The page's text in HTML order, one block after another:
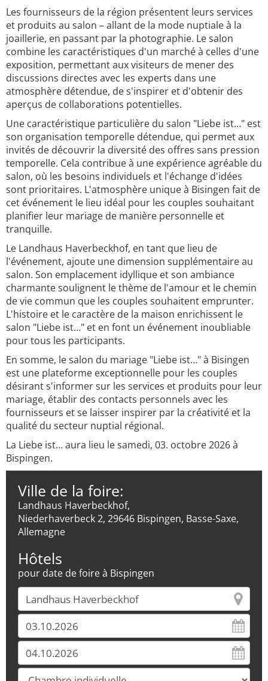
Les fournisseurs de la région présentent leurs services
et produits au salon – allant de la mode nuptiale à la
joaillerie, en passant par la photographie. Le salon
combine les caractéristiques d'un marché à celles d'une
exposition, permettant aux visiteurs de mener des
discussions directes avec les experts dans une
atmosphère détendue, de s'inspirer et d'obtenir des
aperçus de collaborations potentielles.
Une caractéristique particulière du salon "Liebe ist…" est
son organisation temporelle détendue, qui permet aux
invités de découvrir la diversité des offres sans pression
temporelle. Cela contribue à une expérience agréable du
salon, où les besoins individuels et l'échange d'idées
sont prioritaires. L'atmosphère unique à Bisingen fait de
cet événement le lieu idéal pour les couples souhaitant
planifier leur mariage de manière personnelle et
tranquille.
Le Landhaus Haverbeckhof, en tant que lieu de
l'événement, ajoute une dimension supplémentaire au
salon. Son emplacement idyllique et son ambiance
charmante soulignent le thème de l'amour et le chemin
de vie commun que les couples souhaitent emprunter.
L'histoire et le caractère de la maison enrichissent le
salon "Liebe ist…" et en font un événement inoubliable
pour tous les participants.
En somme, le salon du mariage "Liebe ist…" à Bisingen
est une plateforme exceptionnelle pour les couples
désirant s'informer sur les services et produits pour leur
mariage, établir des contacts personnels avec les
fournisseurs et se laisser inspirer par la créativité et la
qualité du secteur nuptial régional.
La Liebe ist… aura lieu le samedi, 03. octobre 2026 à
Bispingen.
Ville de la foire:
Landhaus Haverbeckhof,
Niederhaverbeck 2, 29646 Bispingen, Basse-Saxe,
Allemagne
Hôtels
pour date de foire à Bispingen